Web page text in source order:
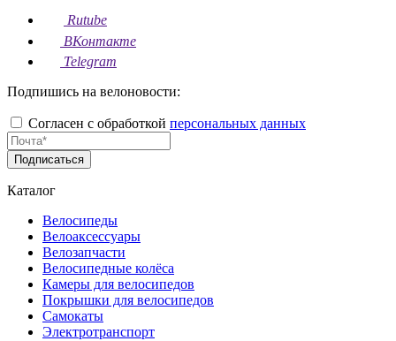
Rutube
ВКонтакте
Telegram
Подпишись на велоновости:
Согласен с обработкой персональных данных
Подписаться
Каталог
Велосипеды
Велоаксессуары
Велозапчасти
Велосипедные колёса
Камеры для велосипедов
Покрышки для велосипедов
Самокаты
Электротранспорт